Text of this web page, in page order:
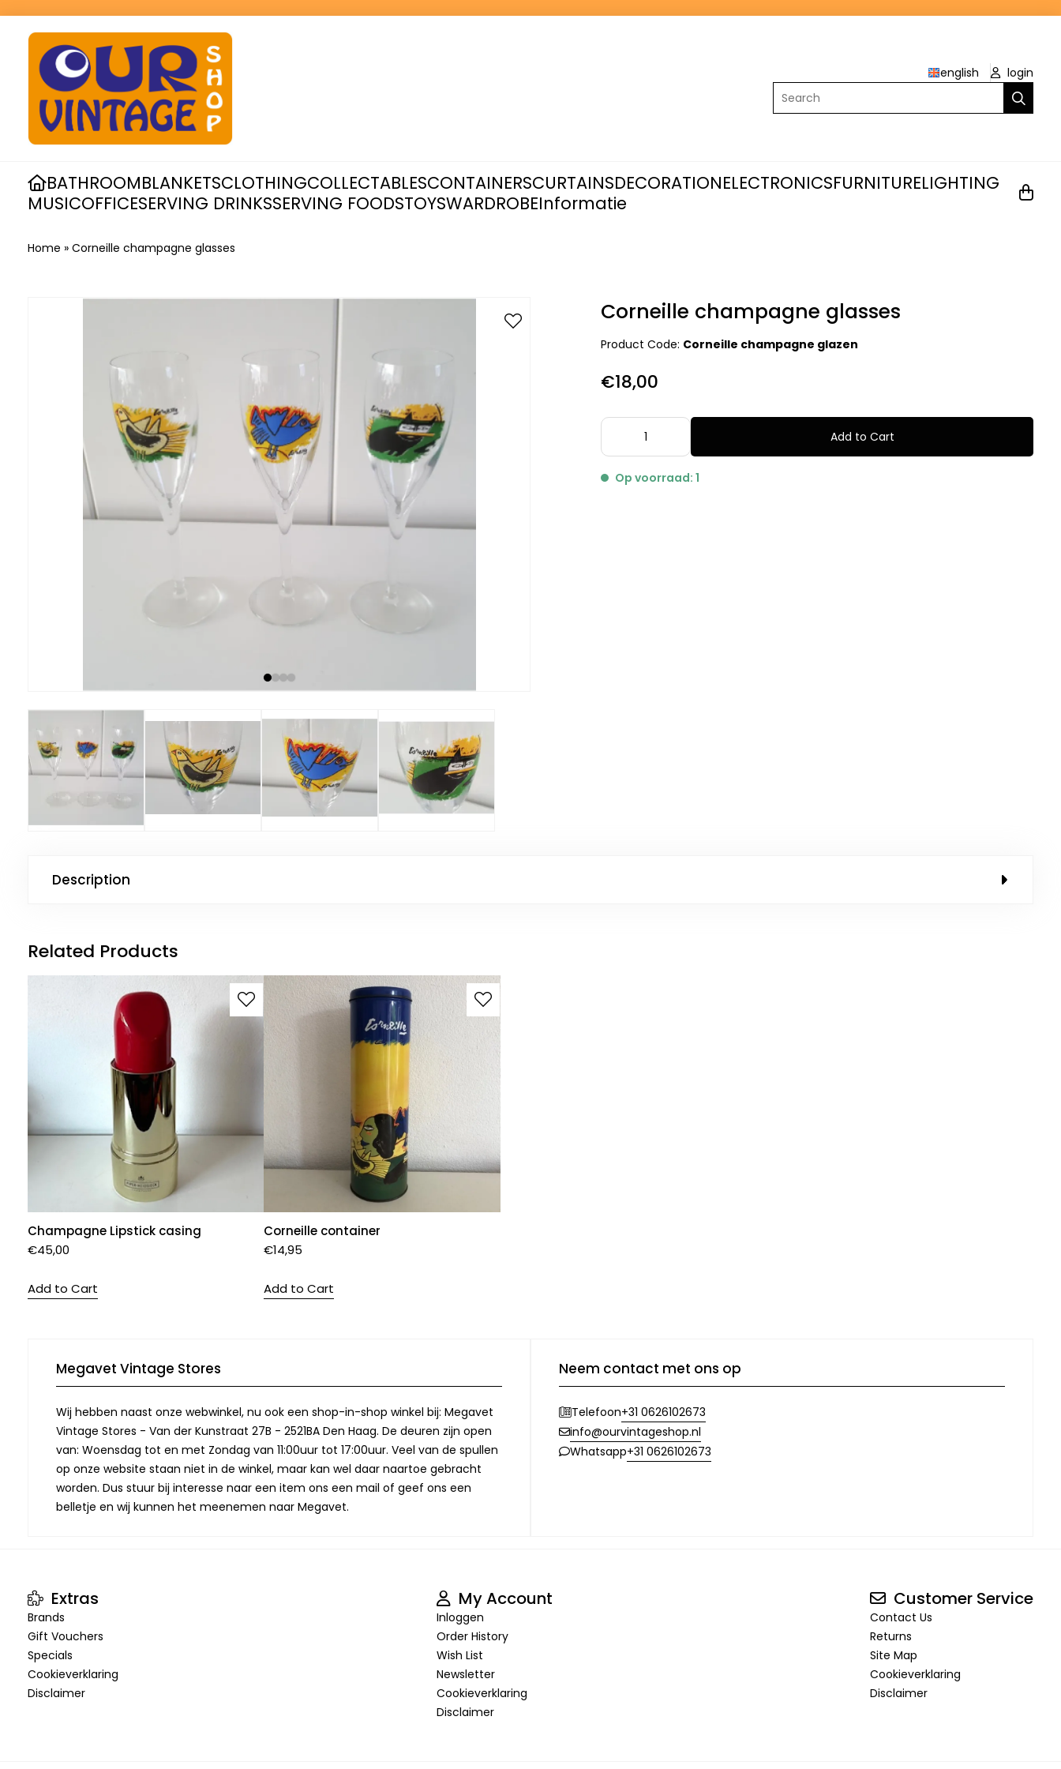
english
login
Search
BATHROOMBLANKETSCLOTHINGCOLLECTABLESCONTAINERSCURTAINSDECORATIONELECTRONICSFURNITURELIGHTING
MUSICOFFICESERVING DRINKSSERVING FOODSTOYSWARDROBEInformatie
Home » Corneille champagne glasses
Corneille champagne glasses
Product Code: Corneille champagne glazen
€18,00
Add to Cart
Op voorraad: 1
Description
Related Products
Champagne Lipstick casing
€45,00
Add to Cart
Corneille container
€14,95
Add to Cart
Megavet Vintage Stores
Wij hebben naast onze webwinkel, nu ook een shop-in-shop winkel bij: Megavet
Vintage Stores - Van der Kunstraat 27B - 2521BA Den Haag. De deuren zijn open
van: Woensdag tot en met Zondag van 11:00uur tot 17:00uur. Veel van de spullen
op onze website staan niet in de winkel, maar kan wel daar naartoe gebracht
worden. Dus stuur bij interesse naar een item ons een mail of geef ons een
belletje en wij kunnen het meenemen naar Megavet.
Neem contact met ons op
Telefoon+31 0626102673
info@ourvintageshop.nl
Whatsapp+31 0626102673
Extras
Brands
Gift Vouchers
Specials
Cookieverklaring
Disclaimer
My Account
Inloggen
Order History
Wish List
Newsletter
Cookieverklaring
Disclaimer
Customer Service
Contact Us
Returns
Site Map
Cookieverklaring
Disclaimer